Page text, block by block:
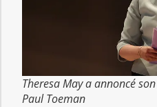
Theresa May a annoncé
Paul Toeman